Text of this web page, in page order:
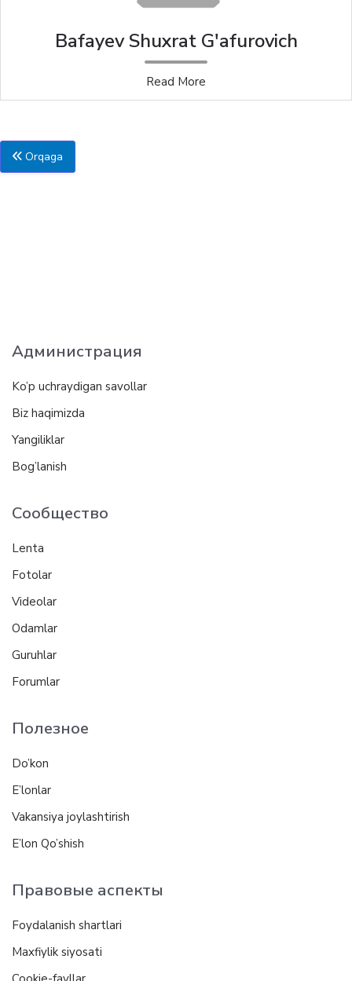
Bafayev Shuxrat G'afurovich
Read More
Orqaga
Администрация
Ko’p uchraydigan savollar
Biz haqimizda
Yangiliklar
Bog’lanish
Сообщество
Lenta
Fotolar
Videolar
Odamlar
Guruhlar
Forumlar
Полезное
Do’kon
E’lonlar
Vakansiya joylashtirish
E’lon Qo’shish
Правовые аспекты
Foydalanish shartlari
Maxfiylik siyosati